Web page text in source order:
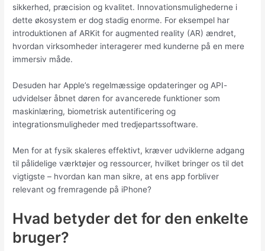
sikkerhed, præcision og kvalitet. Innovationsmulighederne i
dette økosystem er dog stadig enorme. For eksempel har
introduktionen af ARKit for augmented reality (AR) ændret,
hvordan virksomheder interagerer med kunderne på en mere
immersiv måde.
Desuden har Apple’s regelmæssige opdateringer og API-
udvidelser åbnet døren for avancerede funktioner som
maskinlæring, biometrisk autentificering og
integrationsmuligheder med tredjepartssoftware.
Men for at fysik skaleres effektivt, kræver udviklerne adgang
til pålidelige værktøjer og ressourcer, hvilket bringer os til det
vigtigste – hvordan kan man sikre, at ens app forbliver
relevant og fremragende på iPhone?
Hvad betyder det for den enkelte
bruger?